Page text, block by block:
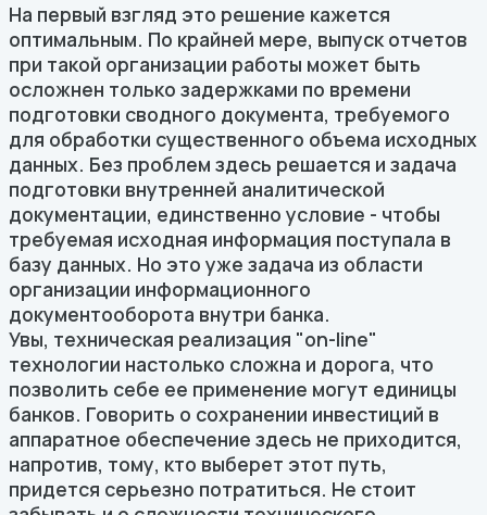
На первый взгляд это решение кажется
оптимальным. По крайней мере, выпуск отчетов
при такой организации работы может быть
осложнен только задержками по времени
подготовки сводного документа, требуемого
для обработки существенного объема исходных
данных. Без проблем здесь решается и задача
подготовки внутренней аналитической
документации, единственно условие - чтобы
требуемая исходная информация поступала в
базу данных. Но это уже задача из области
организации информационного
документооборота внутри банка.
Увы, техническая реализация "on-line"
технологии настолько сложна и дорога, что
позволить себе ее применение могут единицы
банков. Говорить о сохранении инвестиций в
аппаратное обеспечение здесь не приходится,
напротив, тому, кто выберет этот путь,
придется серьезно потратиться. Не стоит